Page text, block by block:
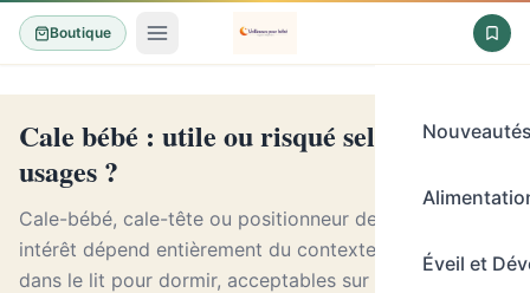
Boutique
Éveil et
Cale bébé : utile ou risqué selon les vrais
usages ?
Cale-bébé, cale-tête ou positionneur de sommeil : leur
intérêt dépend entièrement du contexte. Déconseillés
dans le lit pour dormir, acceptables sur de courts